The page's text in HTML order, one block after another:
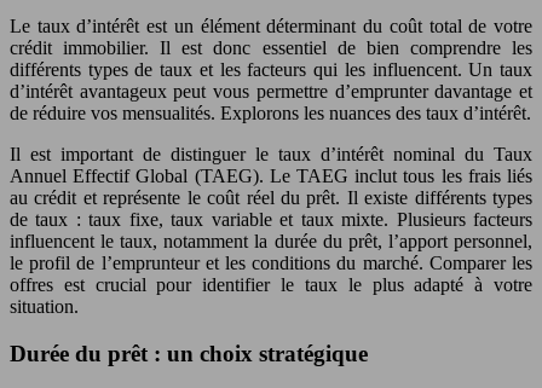
Le taux d’intérêt est un élément déterminant du coût total de votre
crédit immobilier. Il est donc essentiel de bien comprendre les
différents types de taux et les facteurs qui les influencent. Un taux
d’intérêt avantageux peut vous permettre d’emprunter davantage et
de réduire vos mensualités. Explorons les nuances des taux d’intérêt.
Il est important de distinguer le taux d’intérêt nominal du Taux
Annuel Effectif Global (TAEG). Le TAEG inclut tous les frais liés
au crédit et représente le coût réel du prêt. Il existe différents types
de taux : taux fixe, taux variable et taux mixte. Plusieurs facteurs
influencent le taux, notamment la durée du prêt, l’apport personnel,
le profil de l’emprunteur et les conditions du marché. Comparer les
offres est crucial pour identifier le taux le plus adapté à votre
situation.
Durée du prêt : un choix stratégique